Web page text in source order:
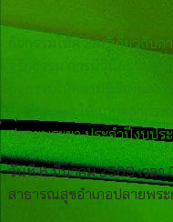
กิจกรรมให้ความรู้เกี่ยวกับ
จริยธรรม การมีวินัยรวมทั้
กิจกรรมให้ความรู้เรื่องผล
ทุจริตศึกษา ให้แก่บุคลากร
ปลายพระยา ประจำปีงบป
วันที่ 6 มีนาคม 2569 เวลา
สาธารณสุขอำเภอปลายพร